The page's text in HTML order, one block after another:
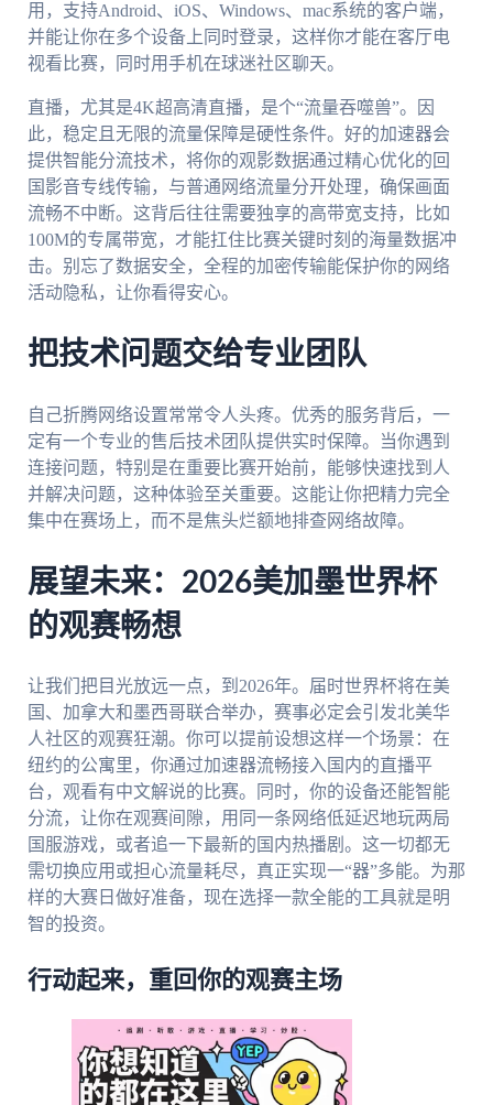
用，支持Android、iOS、Windows、mac系统的客户端，
并能让你在多个设备上同时登录，这样你才能在客厅电
视看比赛，同时用手机在球迷社区聊天。
直播，尤其是4K超高清直播，是个“流量吞噬兽”。因
此，稳定且无限的流量保障是硬性条件。好的加速器会
提供智能分流技术，将你的观影数据通过精心优化的回
国影音专线传输，与普通网络流量分开处理，确保画面
流畅不中断。这背后往往需要独享的高带宽支持，比如
100M的专属带宽，才能扛住比赛关键时刻的海量数据冲
击。别忘了数据安全，全程的加密传输能保护你的网络
活动隐私，让你看得安心。
把技术问题交给专业团队
自己折腾网络设置常常令人头疼。优秀的服务背后，一
定有一个专业的售后技术团队提供实时保障。当你遇到
连接问题，特别是在重要比赛开始前，能够快速找到人
并解决问题，这种体验至关重要。这能让你把精力完全
集中在赛场上，而不是焦头烂额地排查网络故障。
展望未来：2026美加墨世界杯
的观赛畅想
让我们把目光放远一点，到2026年。届时世界杯将在美
国、加拿大和墨西哥联合举办，赛事必定会引发北美华
人社区的观赛狂潮。你可以提前设想这样一个场景：在
纽约的公寓里，你通过加速器流畅接入国内的直播平
台，观看有中文解说的比赛。同时，你的设备还能智能
分流，让你在观赛间隙，用同一条网络低延迟地玩两局
国服游戏，或者追一下最新的国内热播剧。这一切都无
需切换应用或担心流量耗尽，真正实现一“器”多能。为那
样的大赛日做好准备，现在选择一款全能的工具就是明
智的投资。
行动起来，重回你的观赛主场